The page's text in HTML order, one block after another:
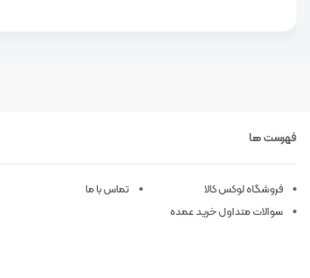
فهرست ها
فروشگاه لوکس کالا تماس با ما
سوالات متداول خرید عمده